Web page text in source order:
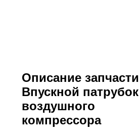
Описание запчасти
Впускной патрубок
воздушного
компрессора